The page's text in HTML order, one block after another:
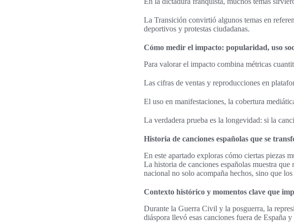
La Transición convirtió algunos temas en
deportivos y protestas ciudadanas.
Cómo medir el impacto: popularidad, uso
Para valorar el impacto combina métricas
Las cifras de ventas y reproducciones en
El uso en manifestaciones, la cobertura
La verdadera prueba es la longevidad: si la
Historia de canciones españolas que se
En este apartado exploras cómo ciertas piezas
La historia de canciones españolas muestra
nacional no solo acompaña hechos, sino que
Contexto histórico y momentos clave que
Durante la Guerra Civil y la posguerra, la
diáspora llevó esas canciones fuera de España